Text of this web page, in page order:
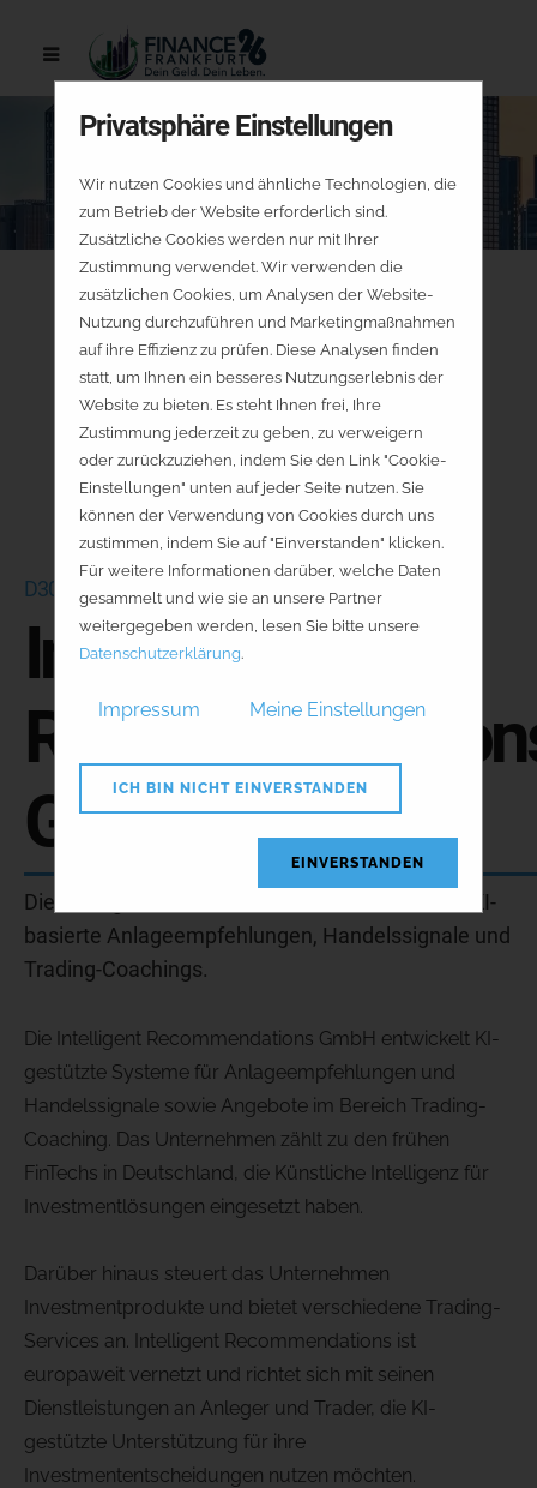
D30
Intelligent
GmbH
Die Intelligent Recommendations GmbH bietet KI-
basierte Anlageempfehlungen, Handelssignale und
Trading-Coachings.
Die Intelligent Recommendations GmbH entwickelt KI-
gestützte Systeme für Anlageempfehlungen und
Handelssignale sowie Angebote im Bereich Trading-
Coaching. Das Unternehmen zählt zu den frühen
FinTechs in Deutschland, die Künstliche Intelligenz für
Investmentlösungen eingesetzt haben.
Darüber hinaus steuert das Unternehmen
Investmentprodukte und bietet verschiedene Trading-
Services an. Intelligent Recommendations ist
europaweit vernetzt und richtet sich mit seinen
Dienstleistungen an Anleger und Trader, die KI-
gestützte Unterstützung für ihre
Investmententscheidungen nutzen möchten.
Privatsphäre Einstellungen
Wir nutzen Cookies und ähnliche Technologien, die
zum Betrieb der Website erforderlich sind.
Zusätzliche Cookies werden nur mit Ihrer
Zustimmung verwendet. Wir verwenden die
zusätzlichen Cookies, um Analysen der Website-
Nutzung durchzuführen und Marketingmaßnahmen
auf ihre Effizienz zu prüfen. Diese Analysen finden
statt, um Ihnen ein besseres Nutzungserlebnis der
Website zu bieten. Es steht Ihnen frei, Ihre
Zustimmung jederzeit zu geben, zu verweigern
oder zurückzuziehen, indem Sie den Link "Cookie-
Einstellungen" unten auf jeder Seite nutzen. Sie
können der Verwendung von Cookies durch uns
zustimmen, indem Sie auf "Einverstanden" klicken.
Für weitere Informationen darüber, welche Daten
gesammelt und wie sie an unsere Partner
weitergegeben werden, lesen Sie bitte unsere
Datenschutzerklärung.
Impressum Meine Einstellungen
ICH BIN NICHT EINVERSTANDEN
EINVERSTANDEN